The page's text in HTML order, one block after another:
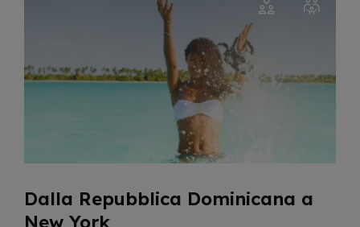
Dalla Repubblica Dominicana a
New York